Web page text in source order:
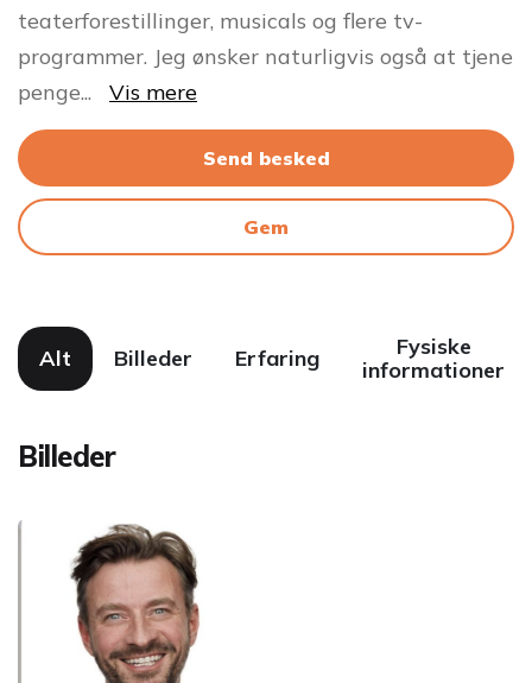
teaterforestillinger, musicals og flere tv-
programmer. Jeg ønsker naturligvis også at tjene
penge... Vis mere
Send besked
Gem
Alt Billeder Erfaring
Fysiske
informationer
Billeder